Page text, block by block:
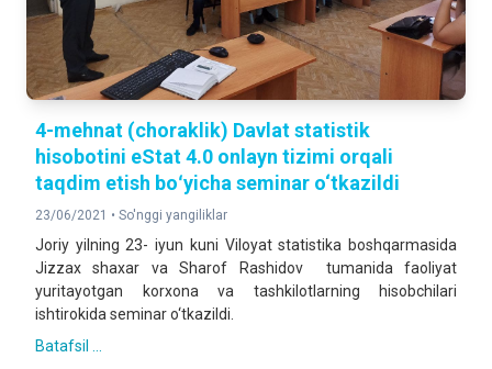
4-mehnat (choraklik) Davlat statistik
hisobotini eStat 4.0 onlayn tizimi orqali
taqdim etish boʻyicha seminar o‘tkazildi
23/06/2021 • So'nggi yangiliklar
Joriy yilning 23- iyun kuni Viloyat statistika boshqarmasida
Jizzax shaxar va Sharof Rashidov tumanida faoliyat
yuritayotgan korxona va tashkilotlarning hisobchilari
ishtirokida seminar o‘tkazildi.
Batafsil ...